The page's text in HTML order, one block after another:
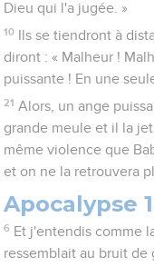
Dieu qui l'a jugée. »
10
Ils se tiendront à
diront : « Malheur !
puissante ! En une
21 Alors, un ange
grande meule et il la
même violence que
et on ne la retrouvera
Apocalypse
6 Et j'entendis comme
ressemblait au bruit de